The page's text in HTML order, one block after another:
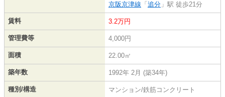
京阪京津線 「 追分 」駅 徒歩21分
賃料 3.2万円
管理費等 4,000円
面積 22.00㎡
築年数 1992年 2月 (築34年)
種別/構造 マンション/鉄筋コンクリート